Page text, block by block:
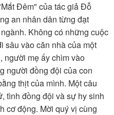
Đêm" của tác giả Đỗ
an nhân dân từng đạt
Không có những cuộc
sâu vào căn nhà của một
người mẹ ấy chìm vào
người đồng đội của con
thịt của mình. Một câu
tình đồng đội và sự hy sinh
cơ động. Mời quý vị cùng